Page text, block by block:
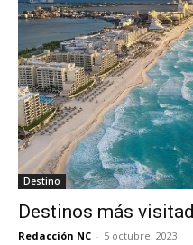
Destino
Destinos más
Redacción NC - 5 octubre, 2023